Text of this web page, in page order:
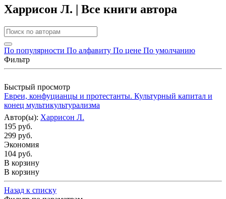
Харрисон Л. | Все книги автора
По популярности По алфавиту По цене По умолчанию
Фильтр
Быстрый просмотр
Евреи, конфуцианцы и протестанты. Культурный капитал и
конец мультикультурализма
Автор(ы): Харрисон Л.
195 руб.
299 руб.
Экономия
104 руб.
В корзину
В корзину
Назад к списку